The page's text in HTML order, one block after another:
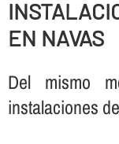
EN NAVAS
Del mismo
instalaciones